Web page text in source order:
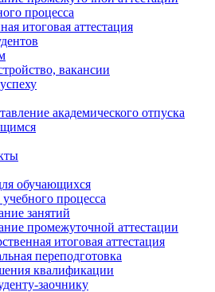
процесса
итоговая аттестация
вакансии
академического отпуска
обучающихся
процесса
занятий
промежуточной аттестации
итоговая аттестация
переподготовка
квалификации
заочнику